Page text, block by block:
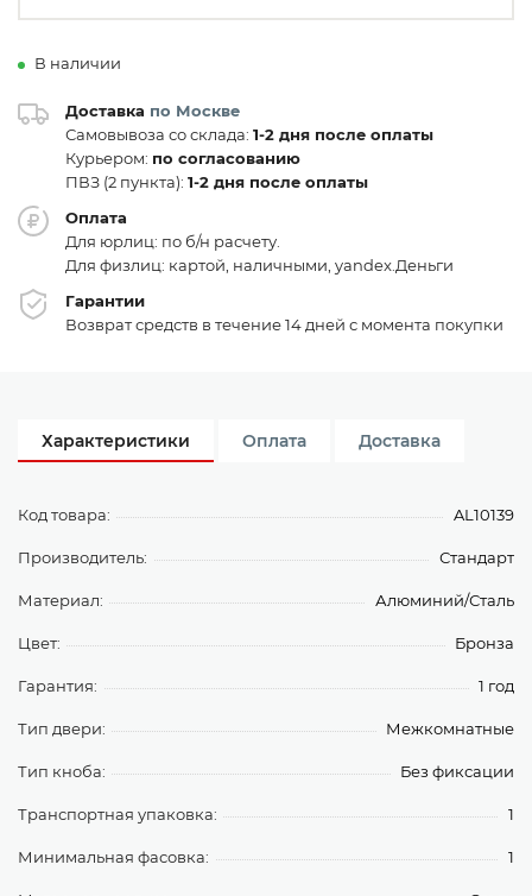
В наличии
Доставка по Москве
Самовывоза со склада: 1-2 дня после оплаты
Курьером: по согласованию
ПВЗ (2 пункта): 1-2 дня после оплаты
Оплата
Для юрлиц: по б/н расчету.
Для физлиц: картой, наличными, yandex.Деньги
Гарантии
Возврат средств в течение 14 дней с момента покупки
Характеристики Оплата Доставка
Код товара: AL10139
Производитель: Стандарт
Материал: Алюминий/Сталь
Цвет: Бронза
Гарантия: 1 год
Тип двери: Межкомнатные
Тип кноба: Без фиксации
Транспортная упаковка: 1
Минимальная фасовка: 1